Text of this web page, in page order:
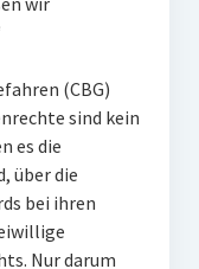
(CBG)
sind kein
es die
über die
bei ihren
Nur darum